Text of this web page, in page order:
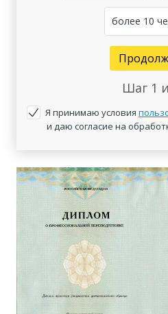
более 10
Шаг 1
Я принимаю условия
и даю согласие на